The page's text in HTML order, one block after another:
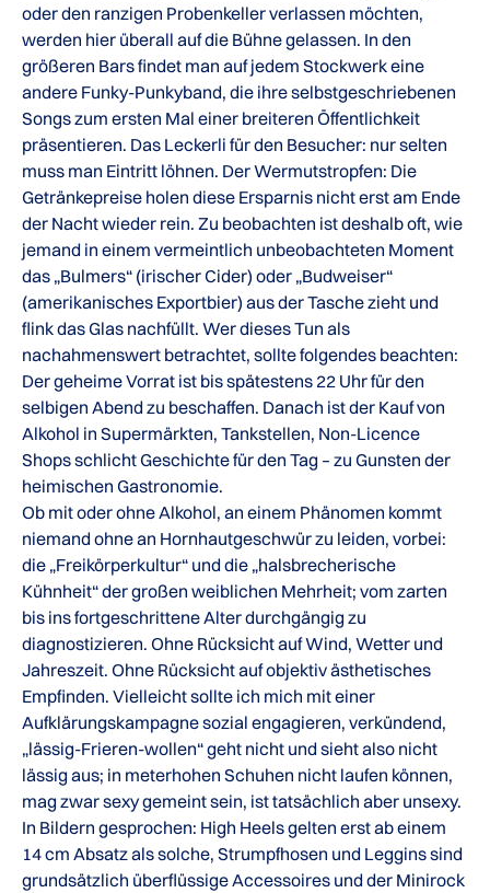
oder den ranzigen Probenkeller verlassen möchten,
werden hier überall auf die Bühne gelassen. In den
größeren Bars findet man auf jedem Stockwerk eine
andere Funky-Punkyband, die ihre selbstgeschriebenen
Songs zum ersten Mal einer breiteren Öffentlichkeit
präsentieren. Das Leckerli für den Besucher: nur selten
muss man Eintritt löhnen. Der Wermutstropfen: Die
Getränkepreise holen diese Ersparnis nicht erst am Ende
der Nacht wieder rein. Zu beobachten ist deshalb oft, wie
jemand in einem vermeintlich unbeobachteten Moment
das „Bulmers“ (irischer Cider) oder „Budweiser“
(amerikanisches Exportbier) aus der Tasche zieht und
flink das Glas nachfüllt. Wer dieses Tun als
nachahmenswert betrachtet, sollte folgendes beachten:
Der geheime Vorrat ist bis spätestens 22 Uhr für den
selbigen Abend zu beschaffen. Danach ist der Kauf von
Alkohol in Supermärkten, Tankstellen, Non-Licence
Shops schlicht Geschichte für den Tag – zu Gunsten der
heimischen Gastronomie.
Ob mit oder ohne Alkohol, an einem Phänomen kommt
niemand ohne an Hornhautgeschwür zu leiden, vorbei:
die „Freikörperkultur“ und die „halsbrecherische
Kühnheit“ der großen weiblichen Mehrheit; vom zarten
bis ins fortgeschrittene Alter durchgängig zu
diagnostizieren. Ohne Rücksicht auf Wind, Wetter und
Jahreszeit. Ohne Rücksicht auf objektiv ästhetisches
Empfinden. Vielleicht sollte ich mich mit einer
Aufklärungskampagne sozial engagieren, verkündend,
„lässig-Frieren-wollen“ geht nicht und sieht also nicht
lässig aus; in meterhohen Schuhen nicht laufen können,
mag zwar sexy gemeint sein, ist tatsächlich aber unsexy.
In Bildern gesprochen: High Heels gelten erst ab einem
14 cm Absatz als solche, Strumpfhosen und Leggins sind
grundsätzlich überflüssige Accessoires und der Minirock